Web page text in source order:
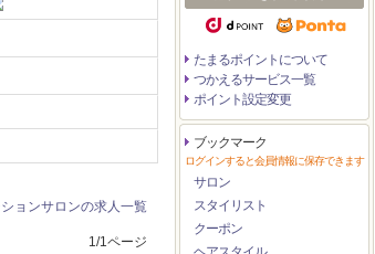
ョンサロンの求人一覧
1/1ページ
たまるポイントについて
つかえるサービス一覧
ポイント設定変更
ブックマーク
ログインすると会員情報に保存できます
サロン
スタイリスト
クーポン